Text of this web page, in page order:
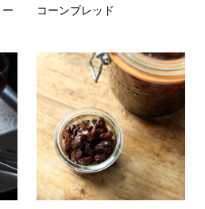
コーンブレッド